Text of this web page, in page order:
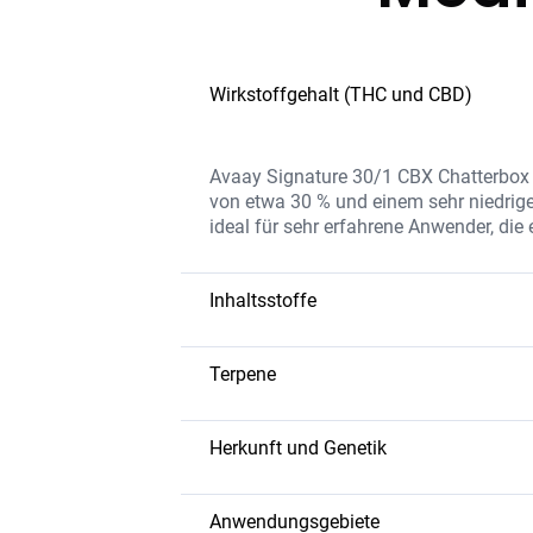
Wirkstoffgehalt (THC und CBD)
Avaay Signature 30/1 CBX
von etwa 30 % und einem sehr
ideal für sehr erfahrene Anwender,
Inhaltsstoffe
Die Sorte enthält eine extrem hohe
Terpenen und Flavonoiden, die das
Terpene
Caryophyllen– würzig und erdig,
Myrcen– beruhigend, kann
Pinene– Kiefernduft, fördert die
Herkunft und Genetik
Chatterbox ist eine Hybrid-Sorte, die
Genetik kombiniert verschiedene
Anwendungsgebiete